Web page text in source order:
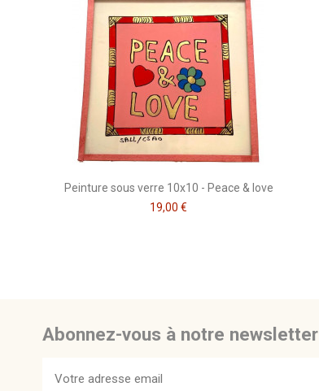
Peinture sous verre 10x10 - Peace & love
19,00 €
Abonnez-vous à notre newsletter